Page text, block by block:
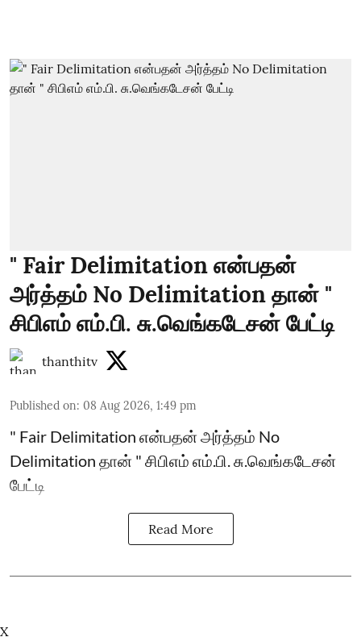
" Fair Delimitation என்பதன்
அர்த்தம் No Delimitation தான் "
சிபிஎம் எம்.பி. சு.வெங்கடேசன் பேட்டி
thanthitv
Published on: 08 Aug 2026, 1:49 pm
" Fair Delimitation என்பதன் அர்த்தம் No
Delimitation தான் " சிபிஎம் எம்.பி. சு.வெங்கடேசன்
பேட்டி
Read More
X